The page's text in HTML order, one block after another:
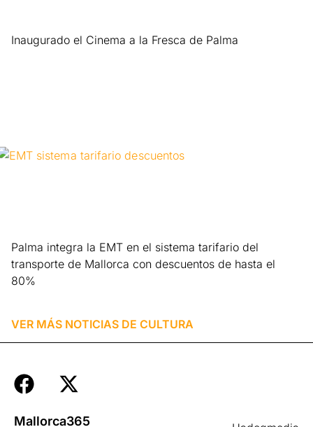
Inaugurado el Cinema a la Fresca de Palma
Palma integra la EMT en el sistema tarifario del
transporte de Mallorca con descuentos de hasta el
80%
VER MÁS NOTICIAS DE CULTURA
Mallorca365